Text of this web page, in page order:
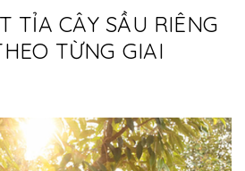
TỈA CÂY SẦU RIÊNG
TỪNG GIAI